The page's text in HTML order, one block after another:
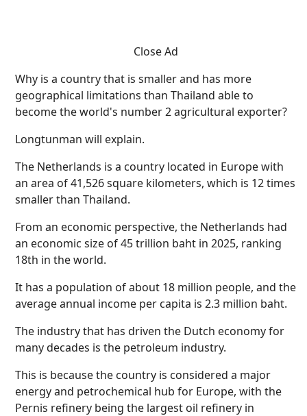
Close Ad
Why is a country that is smaller and has more
geographical limitations than Thailand able to
become the world's number 2 agricultural exporter?
Longtunman will explain.
The Netherlands is a country located in Europe with
an area of 41,526 square kilometers, which is 12 times
smaller than Thailand.
From an economic perspective, the Netherlands had
an economic size of 45 trillion baht in 2025, ranking
18th in the world.
It has a population of about 18 million people, and the
average annual income per capita is 2.3 million baht.
The industry that has driven the Dutch economy for
many decades is the petroleum industry.
This is because the country is considered a major
energy and petrochemical hub for Europe, with the
Pernis refinery being the largest oil refinery in